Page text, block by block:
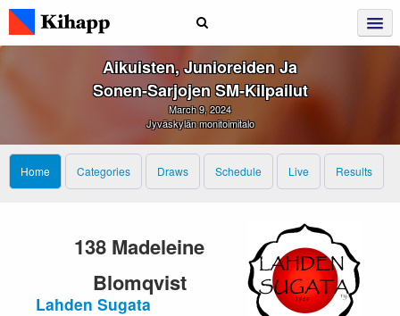
Aikuisten, Junioreiden Ja
Sonen‑sarjojen SM‑kilpailut
March 9, 2024
Jyväskylän monitoimitalo
Home Categories Draws Schedule Live Results
138 Madeleine
Blomqvist
Lahden Sugata